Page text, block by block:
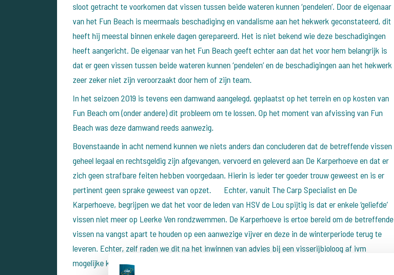
sloot getracht te voorkomen dat vissen tussen beide wateren kunnen ‘pendelen’. Door de eigenaar
van het Fun Beach is meermaals beschadiging en vandalisme aan het hekwerk geconstateerd, dit
heeft hij meestal binnen enkele dagen gerepareerd. Het is niet bekend wie deze beschadigingen
heeft aangericht. De eigenaar van het Fun Beach geeft echter aan dat het voor hem belangrijk is
dat er geen vissen tussen beide wateren kunnen ‘pendelen’ en de beschadigingen aan het hekwerk
zeer zeker niet zijn veroorzaakt door hem of zijn team.
In het seizoen 2019 is tevens een damwand aangelegd, geplaatst op het terrein en op kosten van
Fun Beach om (onder andere) dit probleem om te lossen. Op het moment van afvissing van Fun
Beach was deze damwand reeds aanwezig.
Bovenstaande in acht nemend kunnen we niets anders dan concluderen dat de betreffende vissen
geheel legaal en rechtsgeldig zijn afgevangen, vervoerd en geleverd aan De Karperhoeve en dat er
zich geen strafbare feiten hebben voorgedaan. Hierin is ieder ter goeder trouw geweest en is er
pertinent geen sprake geweest van opzet. Echter, vanuit The Carp Specialist en De
Karperhoeve, begrijpen we dat het voor de leden van HSV de Lou spijtig is dat er enkele ‘geliefde’
vissen niet meer op Leerke Ven rondzwemmen. De Karperhoeve is ertoe bereid om de betreffende
vissen na vangst apart te houden op een aanwezige vijver en deze in de winterperiode terug te
leveren. Echter, zelf raden we dit na het inwinnen van advies bij een visserijbioloog af ivm
mogelijke kruisbesmetting met parasieten, infecties of bacteriën vanaf De Karperhoeve.